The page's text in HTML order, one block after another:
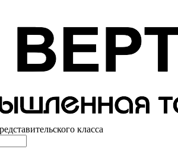
класса